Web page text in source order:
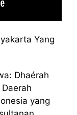
Yang
Dhaérah
yang